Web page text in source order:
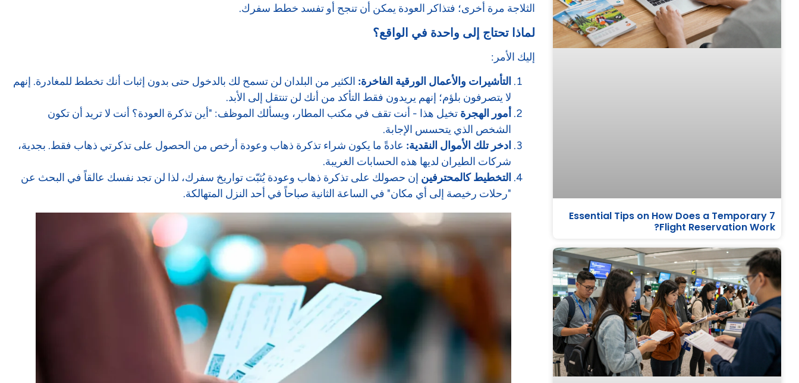
7 Essential Tips on How Does a Temporary
Flight Reservation Work?
الثلاجة مرة أخرى؛ فتذاكر العودة يمكن أن تنجح أو تفسد خطط سفرك.
لماذا تحتاج إلى واحدة في الواقع؟
إليك الأمر:
التأشيرات والأعمال الورقية الفاخرة: الكثير من البلدان لن تسمح لك بالدخول حتى بدون إثبات أنك تخطط للمغادرة. إنهم
لا يتصرفون بلؤم؛ إنهم يريدون فقط التأكد من أنك لن تنتقل إلى الأبد.
أمور الهجرة تخيل هذا - أنت تقف في مكتب المطار، ويسألك الموظف: "أين تذكرة العودة؟ أنت لا تريد أن تكون
الشخص الذي يتحسس الإجابة.
ادخر تلك الأموال النقدية: عادةً ما يكون شراء تذكرة ذهاب وعودة أرخص من الحصول على تذكرتي ذهاب فقط. بجدية،
شركات الطيران لديها هذه الحسابات الغريبة.
التخطيط كالمحترفين إن حصولك على تذكرة ذهاب وعودة يُثبّت تواريخ سفرك، لذا لن تجد نفسك عالقاً في البحث عن
"رحلات رخيصة إلى أي مكان" في الساعة الثانية صباحاً في أحد النزل المتهالكة.